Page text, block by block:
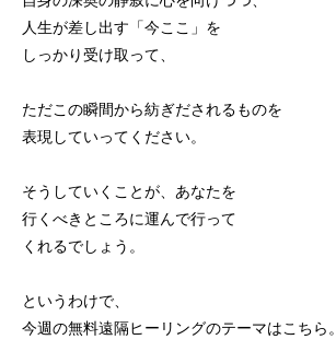
人生が差し出す「今ここ」を
しっかり受け取って、
ただこの瞬間から紡ぎだされるものを
表現していってください。
そうしていくことが、あなたを
行くべきところに運んで行って
くれるでしょう。
というわけで、
今週の無料遠隔ヒーリングのテーマはこちら。